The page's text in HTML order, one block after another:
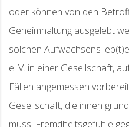
oder können von den
Geheimhaltung ausgelebt
solchen Aufwachsens
e. V. in einer Gesellschaft,
Fällen angemessen
Gesellschaft, die ihnen
muss. Fremdheitsgefühle